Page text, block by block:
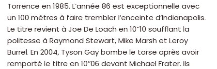
Torrence en 1985. L’année 86 est exceptionnelle avec
un 100 mètres à faire trembler l’enceinte d’Indianapolis.
Le titre revient à Joe De Loach en 10’’10 soufflant la
politesse à Raymond Stewart, Mike Marsh et Leroy
Burrel. En 2004, Tyson Gay bombe le torse après avoir
remporté le titre en 10’’06 devant Michael Frater. Ils